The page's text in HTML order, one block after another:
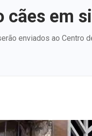
cães em
enviados ao Centro